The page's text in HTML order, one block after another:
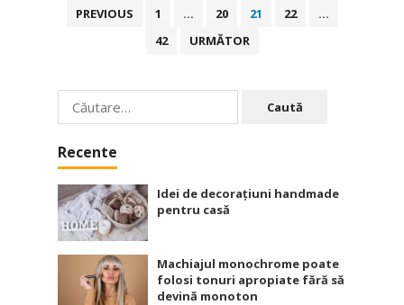
Paginație
PREVIOUS 1 … 20 21 22
…
42
URMĂTOR
Caută
după:
Recente
Idei de decorațiuni handmade
pentru casă
Machiajul monochrome poate
folosi tonuri apropiate fără să
devină monoton